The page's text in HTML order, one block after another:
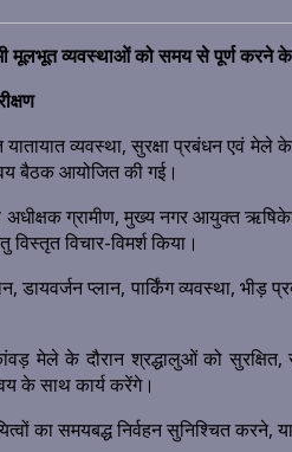
मूलभूत व्यवस्थाओं को समय से पूर्ण करने के
व्यवस्था, सुरक्षा प्रबंधन एवं
बैठक आयोजित की गई।
ग्रामीण, मुख्य नगर आयुक्त
विचार-विमर्श किया।
डायवर्जन प्लान, पार्किंग व्यवस्था,
मेले के दौरान श्रद्धालुओं को सुरक्षित,
के साथ कार्य करेंगे।
का समयबद्ध निर्वहन सुनिश्चित